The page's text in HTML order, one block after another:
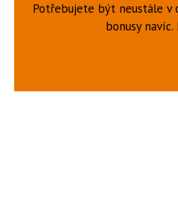
Potřebujete být neustále v
bonusy